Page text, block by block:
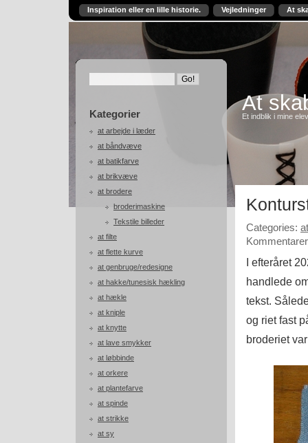
Inspiration eller en lille historie. Vejledninger At
Kategorier
at arbejde i læder
at båndvæve
at batikfarve
at brikvæve
at brodere
broderimaskine
Tekstile billeder
at filte
at flette kurve
at genbruge/redesigne
at hakke/tunesisk hækling
at hækle
at kniple
at knytte
at lave smykker
at løbbinde
at orkere
at plantefarve
at spinde
at strikke
at sy
At
Et indblik i mine
Categories:
I efteråret
handlede
tekst.
og riet fast
broderiet